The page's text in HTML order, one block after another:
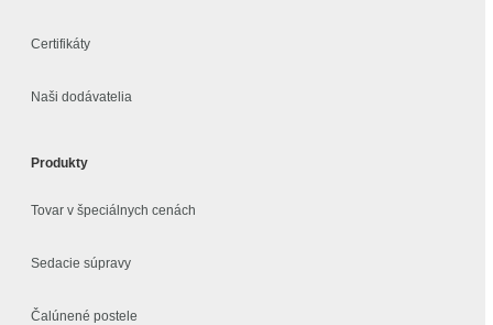
Certifikáty
Naši dodávatelia
Produkty
Tovar v špeciálnych cenách
Sedacie súpravy
Čalúnené postele